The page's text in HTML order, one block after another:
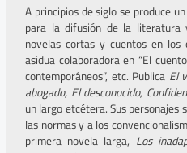
A principios de siglo se produce
para la difusión de la literatura
novelas cortas y cuentos en los
asidua colaboradora en “El
contemporáneos”, etc. Publica El
abogado, El desconocido,
un largo etcétera. Sus
las normas y a los
primera novela larga, Los